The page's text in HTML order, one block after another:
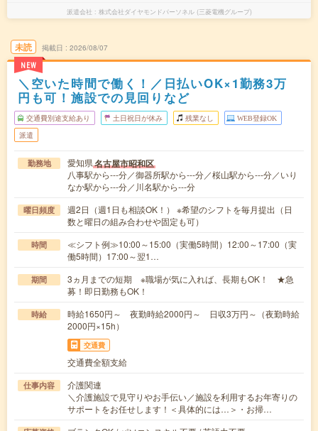
派遣会社 株式会社ダイヤモンドパーソネル (三菱電機グループ)
未読
NEW
掲載日 2026/08/07
＼空いた時間で働く！／日払いOK×1勤務3万
円も可！施設での見回りなど
交通費別途支給あり 土日祝日が休み 残業なし WEB登録OK
派遣
勤務地 愛知県名古屋市昭和区
八事駅から---分／御器所駅から---分／桜山駅から---分／いり
なか駅から---分／川名駅から---分
曜日頻度
週2日（週1日も相談OK！） ※希望のシフトを毎月提出（日
数と曜日の組み合わせや固定も可）
時間
≪シフト例≫10:00～15:00（実働5時間）12:00～17:00（実
働5時間）17:00～翌1…
期間
3ヵ月までの短期 ※職場が気に入れば、長期もOK！ ★急
募！即日勤務もOK！
時給
時給1650円～ 夜勤時給2000円～ 日収3万円～（夜勤時給
2000円×15h）
交通費
交通費全額支給
仕事内容
介護関連
＼介護施設で見守りやお手伝い／施設を利用するお年寄りの
サポートをお任せします！＜具体的には…＞・お掃…